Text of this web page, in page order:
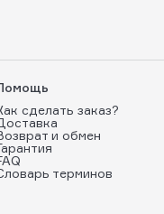
сделать заказ?
и обмен
терминов